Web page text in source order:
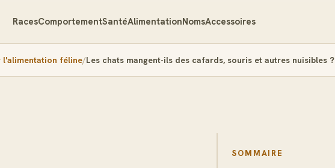
RacesComportementSantéAlimentationNomsAccessoires
l'alimentation féline Les chats mangent-ils des cafards, souris et autres nuisibles ?
SOMMAIRE